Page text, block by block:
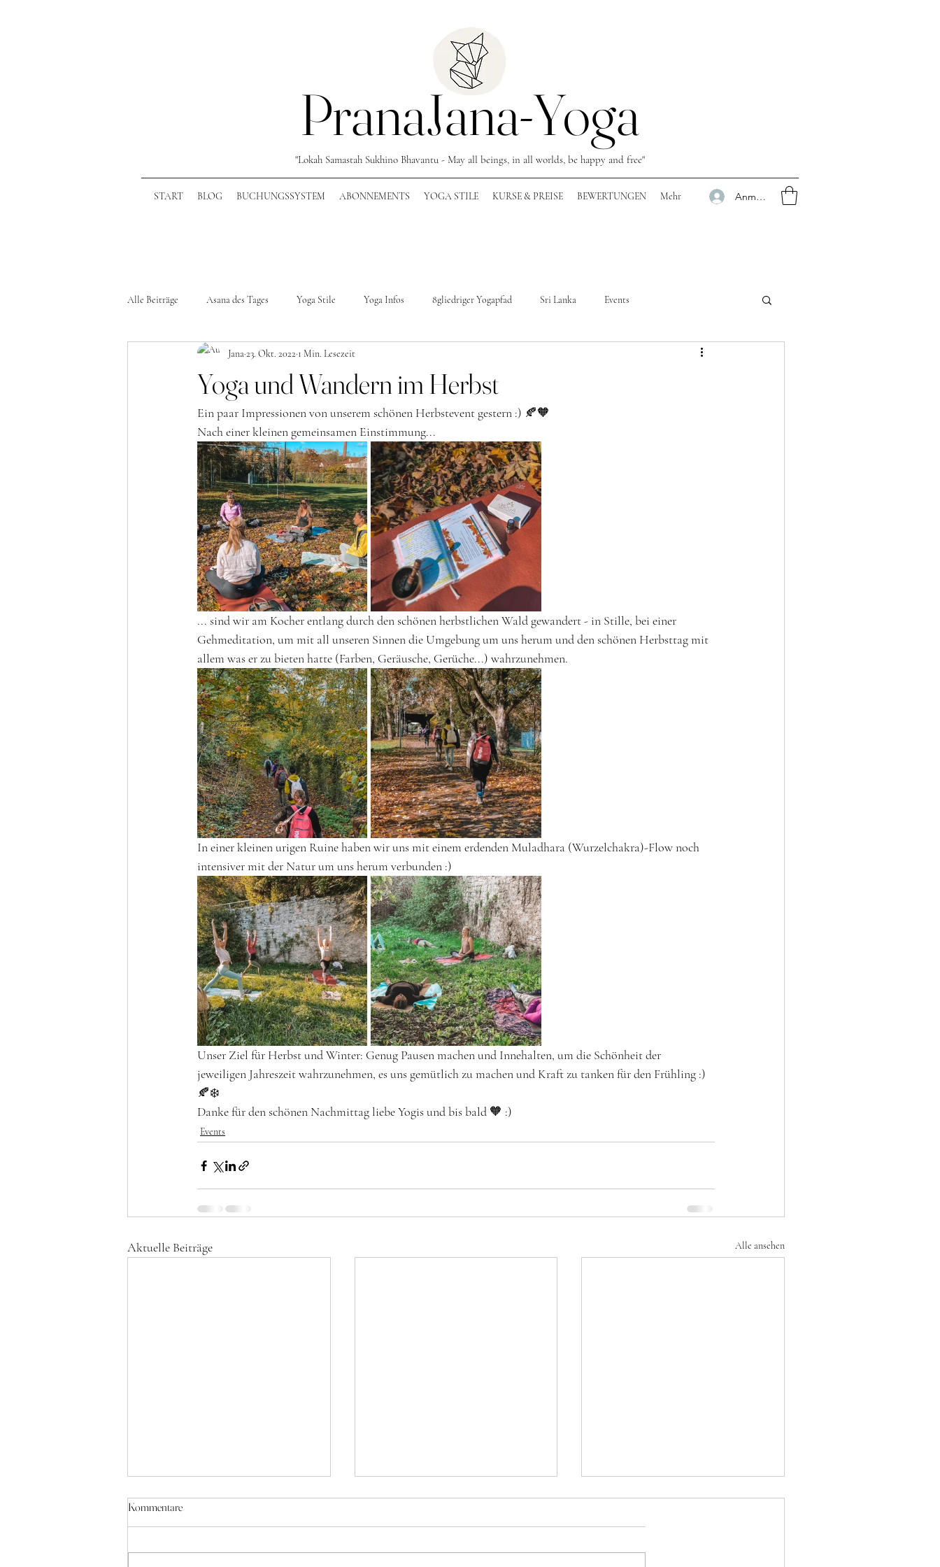
PranaJana-Yoga
"Lokah Samastah Sukhino Bhavantu - May all beings, in all worlds, be happy and free"
START BLOG BUCHUNGSSYSTEM ABONNEMENTS YOGA STILE KURSE & PREISE BEWERTUNGEN Mehr Anmelden
Alle Beiträge Asana des Tages Yoga Stile Yoga Infos 8gliedriger Yogapfad Sri Lanka Events
Yoga und Wandern im Herbst
Jana23. Okt. 2022 1 Min. Lesezeit
Ein paar Impressionen von unserem schönen Herbstevent gestern :) 🍂🧡
Nach einer kleinen gemeinsamen Einstimmung...
... sind wir am Kocher entlang durch den schönen herbstlichen Wald gewandert - in Stille, bei einer
Gehmeditation, um mit all unseren Sinnen die Umgebung um uns herum und den schönen Herbsttag mit
allem was er zu bieten hatte (Farben, Geräusche, Gerüche...) wahrzunehmen.
In einer kleinen urigen Ruine haben wir uns mit einem erdenden Muladhara (Wurzelchakra)-Flow noch
intensiver mit der Natur um uns herum verbunden :)
Unser Ziel für Herbst und Winter: Genug Pausen machen und Innehalten, um die Schönheit der
jeweiligen Jahreszeit wahrzunehmen, es uns gemütlich zu machen und Kraft zu tanken für den Frühling :)
🍂❄️
Danke für den schönen Nachmittag liebe Yogis und bis bald 🧡 :)
Events
Aktuelle Beiträge Alle ansehen
Kommentare